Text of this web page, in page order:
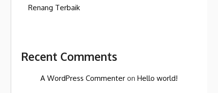
Renang Terbaik
Recent Comments
A WordPress Commenter onHello world!